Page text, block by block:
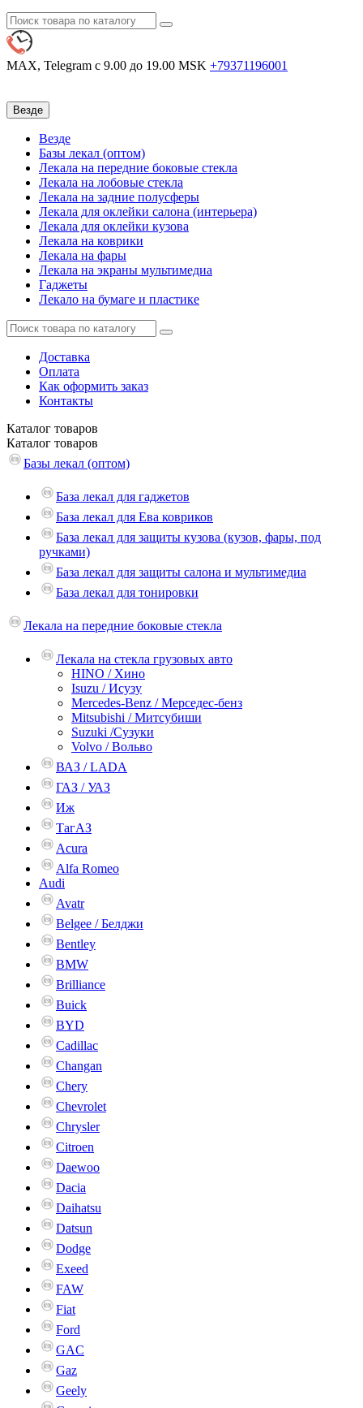
MAX, Telegram с 9.00 до 19.00 MSK +79371196001
Везде
Везде
Базы лекал (оптом)
Лекала на передние боковые стекла
Лекала на лобовые стекла
Лекала на задние полусферы
Лекала для оклейки салона (интерьера)
Лекала для оклейки кузова
Лекала на коврики
Лекала на фары
Лекала на экраны мультимедиа
Гаджеты
Лекало на бумаге и пластике
Доставка
Оплата
Как оформить заказ
Контакты
Каталог товаров
Каталог товаров
Базы лекал (оптом)
База лекал для гаджетов
База лекал для Ева ковриков
База лекал для защиты кузова (кузов, фары, под
ручками)
База лекал для защиты салона и мультимедиа
База лекал для тонировки
Лекала на передние боковые стекла
Лекала на стекла грузовых авто
HINO / Хино
Isuzu / Исузу
Mercedes-Benz / Мерседес-бенз
Mitsubishi / Митсубиши
Suzuki /Сузуки
Volvo / Вольво
ВАЗ / LADA
ГАЗ / УАЗ
Иж
ТагАЗ
Acura
Alfa Romeo
Audi
Avatr
Belgee / Белджи
Bentley
BMW
Brilliance
Buick
BYD
Cadillac
Changan
Chery
Chevrolet
Chrysler
Citroen
Daewoo
Dacia
Daihatsu
Datsun
Dodge
Exeed
FAW
Fiat
Ford
GAC
Gaz
Geely